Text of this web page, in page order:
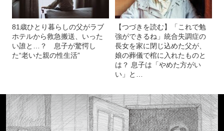
81歳ひとり暮らしの父がラブ
ホテルから救急搬送、いった
い誰と…？ 息子が驚愕し
た“老いた親の性生活”
【つづきを読む】「これで勉
強ができるね」統合失調症の
長女を家に閉じ込めた父が、
娘の葬儀で棺に入れたものと
は？ 息子は「やめた方がい
い」と…